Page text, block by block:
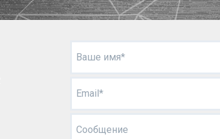
Ваше имя*
Email*
Сообщение